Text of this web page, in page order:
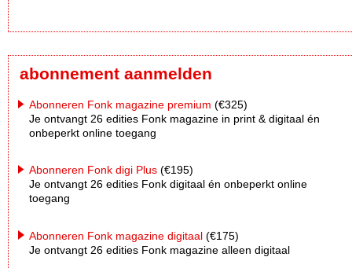
abonnement aanmelden
Abonneren Fonk magazine premium (€325)
Je ontvangt 26 edities Fonk magazine in print & digitaal én
onbeperkt online toegang
Abonneren Fonk digi Plus (€195)
Je ontvangt 26 edities Fonk digitaal én onbeperkt online
toegang
Abonneren Fonk magazine digitaal (€175)
Je ontvangt 26 edities Fonk magazine alleen digitaal